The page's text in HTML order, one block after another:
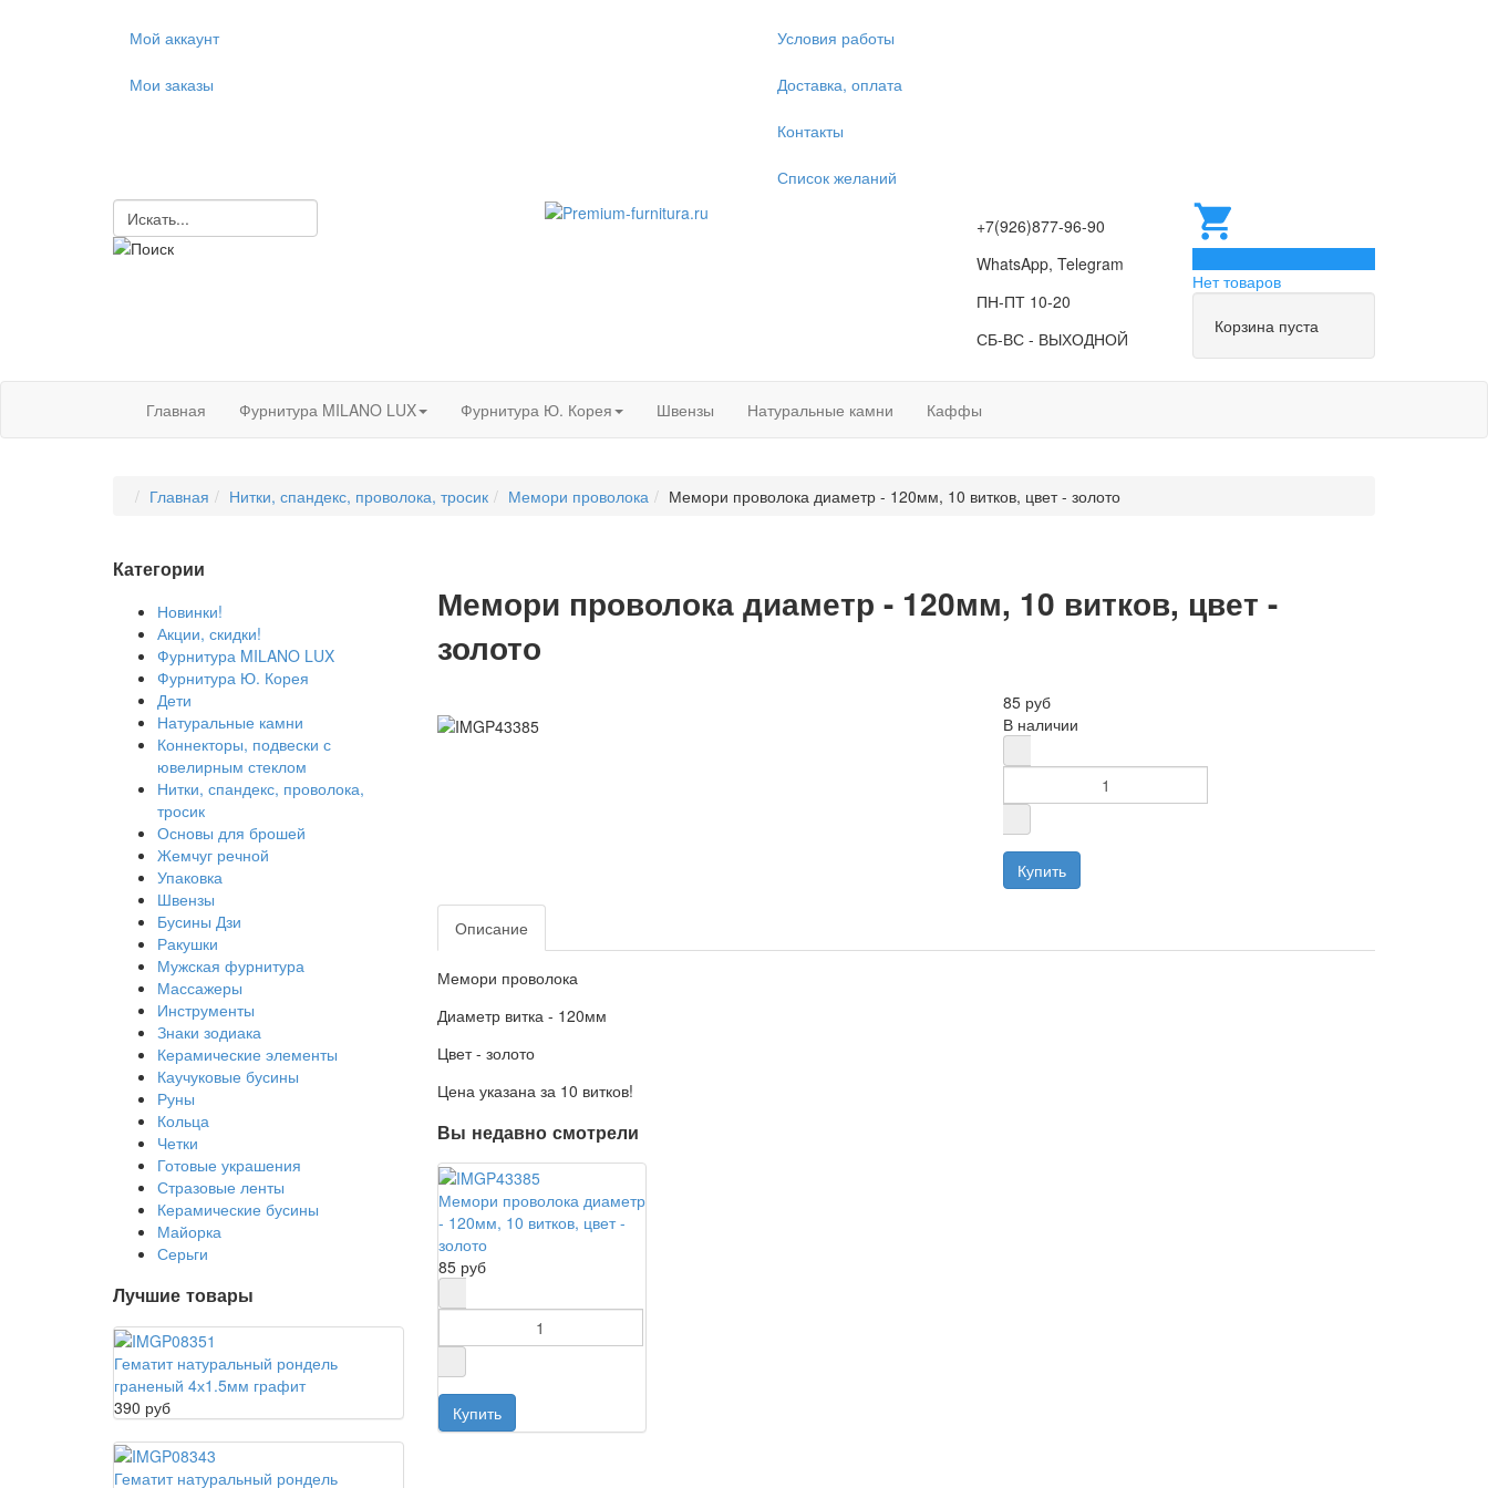
Мой аккаунт
Мои заказы
Условия работы
Доставка, оплата
Контакты
Список желаний
+7(926)877-96-90
WhatsApp, Telegram
ПН-ПТ 10-20
СБ-ВС - ВЫХОДНОЙ
Нет товаров
Корзина пуста
Главная Фурнитура MILANO LUX Фурнитура Ю. Корея Швензы Натуральные камни Каффы
Главная Нитки, спандекс, проволока, тросик Мемори проволока Мемори проволока диаметр - 120мм, 10 витков, цвет - золото
Мемори проволока диаметр - 120мм, 10 витков, цвет -
золото
85 руб
В наличии
Описание
Мемори проволока
Диаметр витка - 120мм
Цвет - золото
Цена указана за 10 витков!
Вы недавно смотрели
Мемори проволока диаметр
- 120мм, 10 витков, цвет -
золото
85 руб
Категории
Новинки!
Акции, скидки!
Фурнитура MILANO LUX
Фурнитура Ю. Корея
Дети
Натуральные камни
Коннекторы, подвески с
ювелирным стеклом
Нитки, спандекс, проволока,
тросик
Основы для брошей
Жемчуг речной
Упаковка
Швензы
Бусины Дзи
Ракушки
Мужская фурнитура
Массажеры
Инструменты
Знаки зодиака
Керамические элементы
Каучуковые бусины
Руны
Кольца
Четки
Готовые украшения
Стразовые ленты
Керамические бусины
Майорка
Серьги
Лучшие товары
Гематит натуральный рондель
граненый 4х1.5мм графит
390 руб
Гематит натуральный рондель